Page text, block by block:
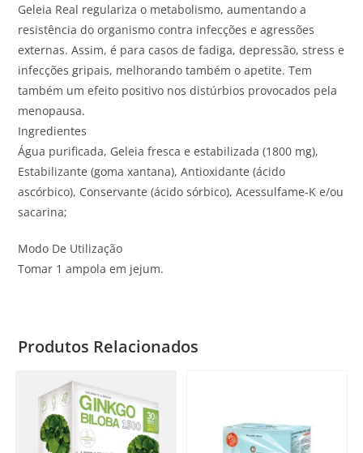
Geleia Real regulariza o metabolismo, aumentando a
resistência do organismo contra infecções e agressões
externas. Assim, é para casos de fadiga, depressão, stress e
infecções gripais, melhorando também o apetite. Tem
também um efeito positivo nos distúrbios provocados pela
menopausa.
Ingredientes
Água purificada, Geleia fresca e estabilizada (1800 mg),
Estabilizante (goma xantana), Antioxidante (ácido
ascórbico), Conservante (ácido sórbico), Acessulfame-K e/ou
sacarina;
Modo De Utilização
Tomar 1 ampola em jejum.
Produtos Relacionados